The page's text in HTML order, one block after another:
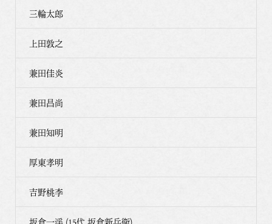
三輪太郎
上田敦之
兼田佳炎
兼田昌尚
兼田知明
厚東孝明
吉野桃李